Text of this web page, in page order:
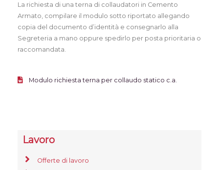
La richiesta di una terna di collaudatori in Cemento
Armato, compilare il modulo sotto riportato allegando
copia del documento d’identità e consegnarlo alla
Segreteria a mano oppure spedirlo per posta prioritaria o
raccomandata.
Modulo richiesta terna per collaudo statico c.a.
Lavoro
Offerte di lavoro